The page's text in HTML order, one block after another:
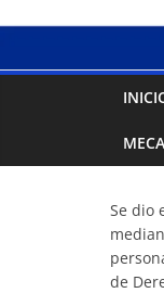
P
A
C
:.
de
Se dio
de